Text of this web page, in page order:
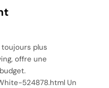
plus
offre une
524878.html Un